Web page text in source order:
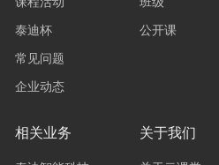
泰迪杯
常见问题
企业动态
公开课
相关业务 关于我们